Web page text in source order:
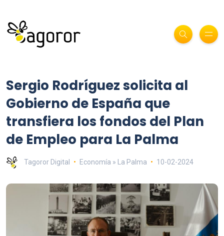
Sergio Rodríguez solicita al
Gobierno de España que
transfiera los fondos del Plan
de Empleo para La Palma
Tagoror Digital Economía » La Palma 10-02-2024